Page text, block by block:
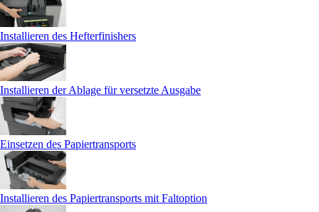
Installieren des Hefterfinishers
Installieren der Ablage für versetzte Ausgabe
Einsetzen des Papiertransports
Installieren des Papiertransports mit Faltoption